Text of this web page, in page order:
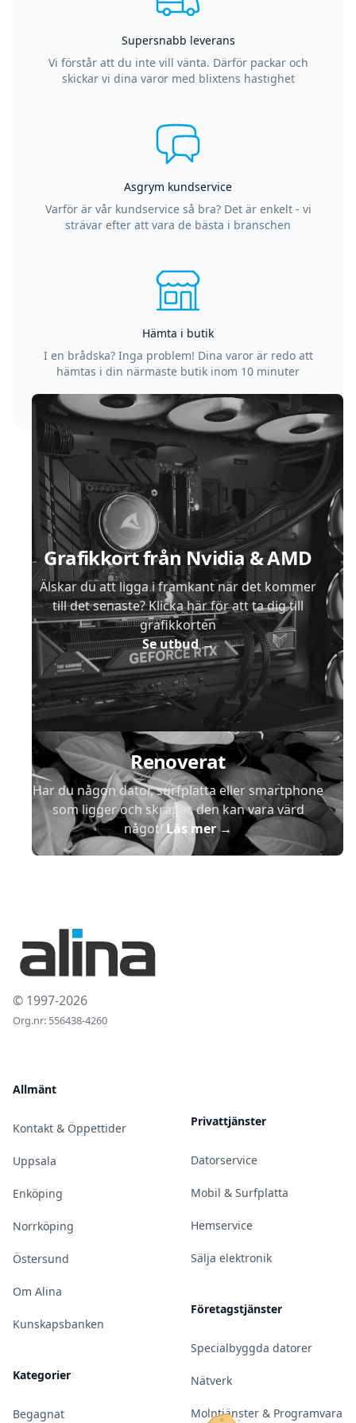
Supersnabb leverans
Vi förstår att du inte vill vänta. Därför packar och
skickar vi dina varor med blixtens hastighet
Asgrym kundservice
Varför är vår kundservice så bra? Det är enkelt - vi
strävar efter att vara de bästa i branschen
Hämta i butik
I en brådska? Inga problem! Dina varor är redo att
hämtas i din närmaste butik inom 10 minuter
Grafikkort från Nvidia & AMD
Älskar du att ligga i framkant när det kommer
till det senaste? Klicka här för att ta dig till
grafikkorten
Se utbud→
Renoverat
Har du någon dator, surfplatta eller smartphone
som ligger och skräpar, den kan vara värd
något!Läs mer→
© 1997-2026
Org.nr: 556438-4260
Allmänt
Kontakt & Öppettider
Uppsala
Enköping
Norrköping
Östersund
Om Alina
Kunskapsbanken
Kategorier
Begagnat
Privattjänster
Datorservice
Mobil & Surfplatta
Hemservice
Sälja elektronik
Företagstjänster
Specialbyggda datorer
Nätverk
Molntjänster & Programvara